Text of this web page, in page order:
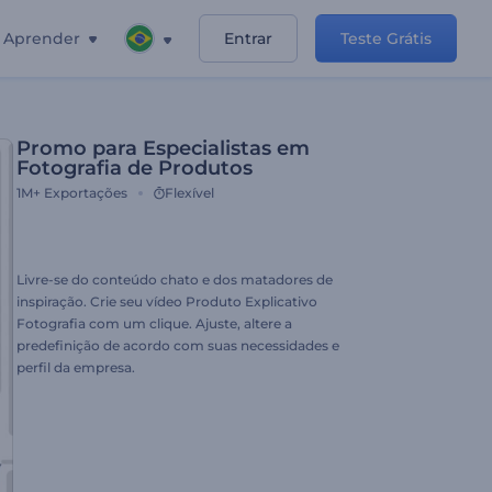
Aprender Entrar Teste Grátis
Promo para Especialistas em
Fotografia de Produtos
1M+ Exportações Flexível
Livre-se do conteúdo chato e dos matadores de
inspiração. Crie seu vídeo Produto Explicativo
Fotografia com um clique. Ajuste, altere a
predefinição de acordo com suas necessidades e
perfil da empresa.